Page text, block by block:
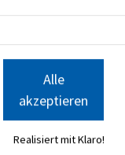
Alle
akzeptieren
Realisiert mit Klaro!